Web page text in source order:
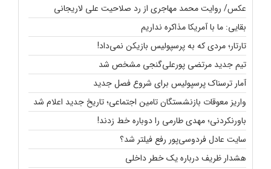
عکس/ روایت محمد مهاجری از رد صلاحیت علی لاریجانی
بقایی: ما با آمریکا مذاکره نداریم
تارتار؛‌ مردی که به پرسپولیس بازیکن نمی‌داد!
تیم جدید مرتضی پورعلی‌گنجی مشخص شد
آمار ترسناک پرسپولیس برای شروع فصل جدید
واریز معوقات بازنشستگان تامین اجتماعی؛ تاریخ جدید اعلام شد
باورنکردنی؛ مهدی طارمی را دوباره خط زدند!
سایت عادل فردوسی‌پور رفع فیلتر شد؟
هشدار ظریف درباره یک خطر داخلی